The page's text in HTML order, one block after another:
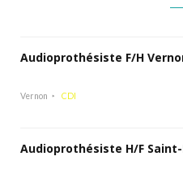
Audioprothésiste F/H
Vernon CDI
Audioprothésiste H/F